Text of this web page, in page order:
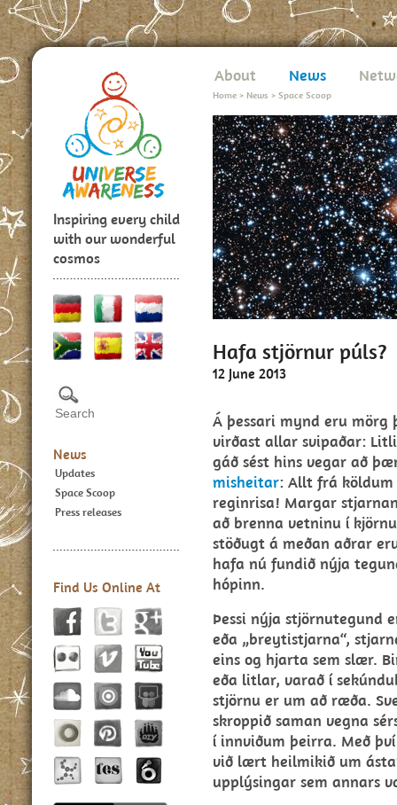
Inspiring every child
with our wonderful
cosmos
News
Updates
Space Scoop
Press releases
Find Us Online At
About News
Home > News > Space Scoop
Hafa stjörnur púls?
12 June 2013
Á þessari mynd eru
virðast allar svipaðar:
gáð sést hins vegar að
misheitar: Allt frá
reginrisa! Margar
að brenna vetninu í
stöðugt á meðan aðrar
hafa nú fundið nýja
hópinn.
Þessi nýja stjörnutegund
eða „breytistjarna“,
eins og hjarta sem slær.
eða litlar, varað í
stjörnu er um að ræða.
skroppið saman vegna
í innviðum þeirra. Með
við lært heilmikið um
upplýsingar sem annars